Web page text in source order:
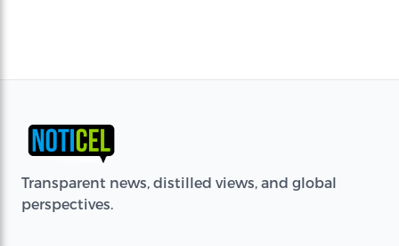
Transparent news, distilled views, and global
perspectives.